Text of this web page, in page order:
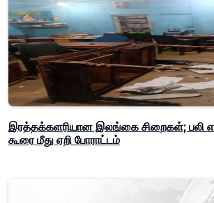
இரத்தக்களரியான இலங்கை சிறைகள்; பலி
கூரை மீது ஏறி போராட்டம்